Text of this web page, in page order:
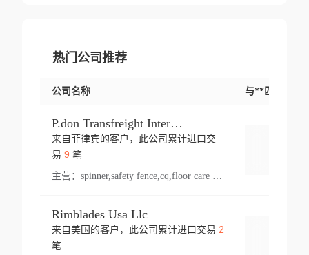
热门公司推荐
公司名称 与**匹配交易
P.don Transfreight International
来自菲律宾的客户，此公司累计进口交
易 9 笔
主营：
Rimblades Usa Llc
来自美国的客户，此公司累计进口交易 2
笔